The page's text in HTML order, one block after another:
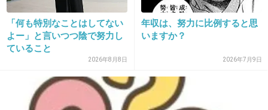
国公立大受かった時には今までの人生不幸だっ
た分やっと報われたと思った（笑）
-5
「何も特別なことはしてない
よー」と言いつつ陰で努力し
ていること
2026年8月8日
年収は、努力に比例すると思
いますか？
2026年7月9日